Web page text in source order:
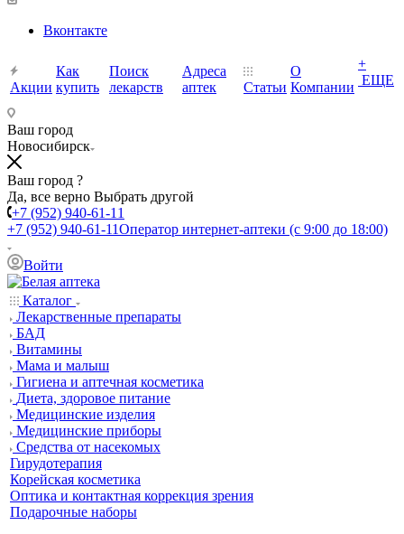
Вконтакте
Акции
Как
купить
Поиск
лекарств
Адреса
аптек
Статьи
О
Компании
+
ЕЩЕ
Ваш город
Новосибирск
Ваш город ?
Да, все верно Выбрать другой
+7 (952) 940-61-11
+7 (952) 940-61-11Оператор интернет-аптеки (с 9:00 до 18:00)
Войти
Каталог
Лекарственные препараты
БАД
Витамины
Мама и малыш
Гигиена и аптечная косметика
Диета, здоровое питание
Медицинские изделия
Медицинские приборы
Средства от насекомых
Гирудотерапия
Корейская косметика
Оптика и контактная коррекция зрения
Подарочные наборы